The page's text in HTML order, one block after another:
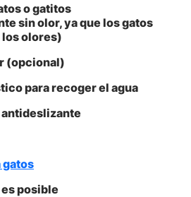
o gatitos
sin olor, ya que los gatos
los olores)
(opcional)
para recoger el agua
gatos
posible